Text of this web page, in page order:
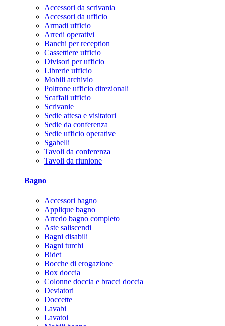
Accessori da scrivania
Accessori da ufficio
Armadi ufficio
Arredi operativi
Banchi per reception
Cassettiere ufficio
Divisori per ufficio
Librerie ufficio
Mobili archivio
Poltrone ufficio direzionali
Scaffali ufficio
Scrivanie
Sedie attesa e visitatori
Sedie da conferenza
Sedie ufficio operative
Sgabelli
Tavoli da conferenza
Tavoli da riunione
Bagno
Accessori bagno
Applique bagno
Arredo bagno completo
Aste saliscendi
Bagni disabili
Bagni turchi
Bidet
Bocche di erogazione
Box doccia
Colonne doccia e bracci doccia
Deviatori
Doccette
Lavabi
Lavatoi